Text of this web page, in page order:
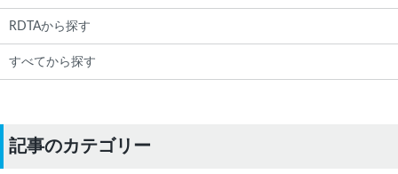
RDTAから探す
すべてから探す
記事のカテゴリー